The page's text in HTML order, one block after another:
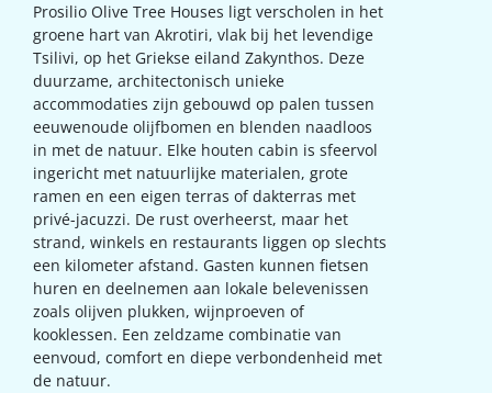
Prosilio Olive Tree Houses ligt verscholen in het
groene hart van Akrotiri, vlak bij het levendige
Tsilivi, op het Griekse eiland Zakynthos. Deze
duurzame, architectonisch unieke
accommodaties zijn gebouwd op palen tussen
eeuwenoude olijfbomen en blenden naadloos
in met de natuur. Elke houten cabin is sfeervol
ingericht met natuurlijke materialen, grote
ramen en een eigen terras of dakterras met
privé-jacuzzi. De rust overheerst, maar het
strand, winkels en restaurants liggen op slechts
een kilometer afstand. Gasten kunnen fietsen
huren en deelnemen aan lokale belevenissen
zoals olijven plukken, wijnproeven of
kooklessen. Een zeldzame combinatie van
eenvoud, comfort en diepe verbondenheid met
de natuur.